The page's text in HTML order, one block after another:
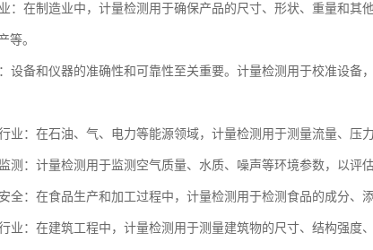
：在制造业中，计量检测用于确保产品的尺寸、形状、重量和
等。
设备和仪器的准确性和可靠性至关重要。计量检测用于校准设备
业：在石油、气、电力等能源领域，计量检测用于测量流量、压
测：计量检测用于监测空气质量、水质、噪声等环境参数，以评
全：在食品生产和加工过程中，计量检测用于检测食品的成分、
业：在建筑工程中，计量检测用于测量建筑物的尺寸、结构强度